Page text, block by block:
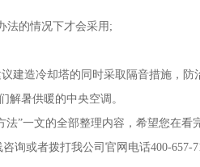
法的情况下才会采用;
建造冷却塔的同时采取隔音措施，
解暑供暖的中央空调。
”一文的全部整理内容，希望您在看
询或者拨打我公司官网电话400-657-